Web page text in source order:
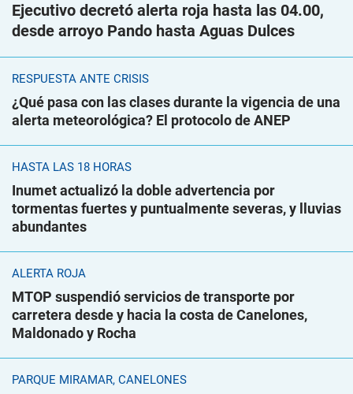
Ejecutivo decretó alerta roja hasta las 04.00,
desde arroyo Pando hasta Aguas Dulces
RESPUESTA ANTE CRISIS
¿Qué pasa con las clases durante la vigencia de una
alerta meteorológica? El protocolo de ANEP
HASTA LAS 18 HORAS
Inumet actualizó la doble advertencia por
tormentas fuertes y puntualmente severas, y lluvias
abundantes
ALERTA ROJA
MTOP suspendió servicios de transporte por
carretera desde y hacia la costa de Canelones,
Maldonado y Rocha
PARQUE MIRAMAR, CANELONES